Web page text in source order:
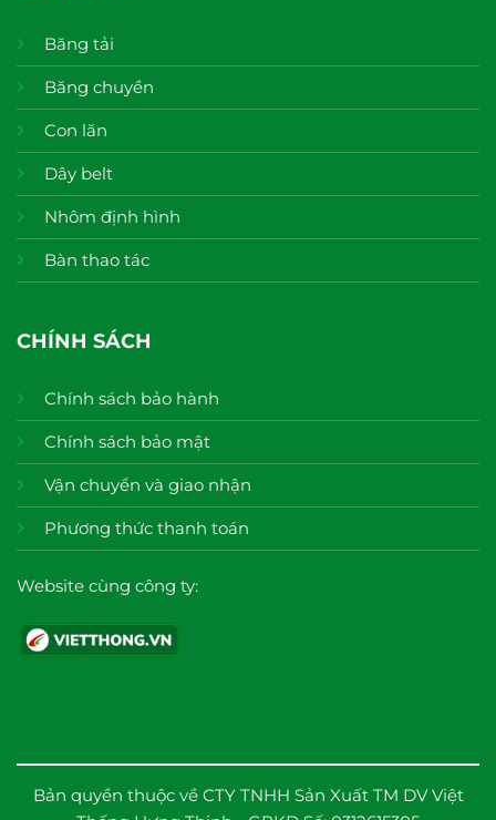
Băng tải
Băng chuyền
Con lăn
Dây belt
Nhôm định hình
Bàn thao tác
CHÍNH SÁCH
Chính sách bảo hành
Chính sách bảo mật
Vận chuyển và giao nhận
Phương thức thanh toán
Website cùng công ty:
Bản quyền thuộc về CTY TNHH Sản Xuất TM DV Việt